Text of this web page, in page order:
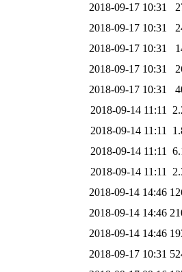
2018-09-17 10:31
2018-09-17 10:31
2018-09-17 10:31
2018-09-17 10:31
2018-09-17 10:31
2018-09-14 11:11
2018-09-14 11:11
2018-09-14 11:11
2018-09-14 11:11
2018-09-14 14:46
2018-09-14 14:46
2018-09-14 14:46
2018-09-17 10:31